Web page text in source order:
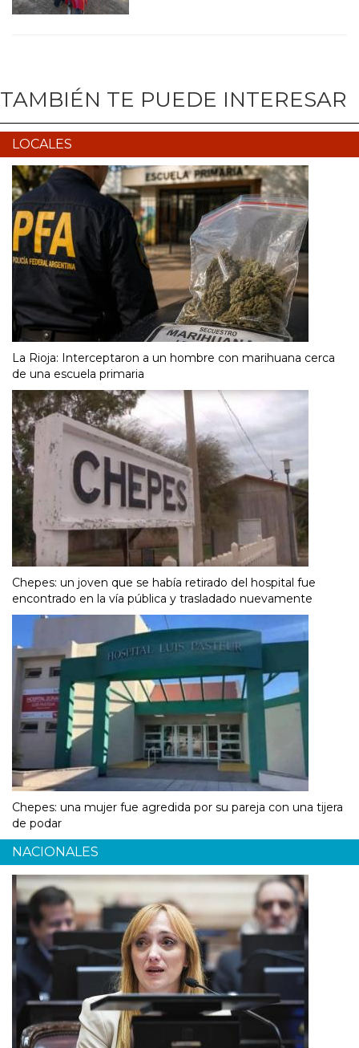
TAMBIÉN TE PUEDE INTERESAR
LOCALES
La Rioja: Interceptaron a un hombre con marihuana cerca
de una escuela primaria
Chepes: un joven que se había retirado del hospital fue
encontrado en la vía pública y trasladado nuevamente
Chepes: una mujer fue agredida por su pareja con una tijera
de podar
NACIONALES